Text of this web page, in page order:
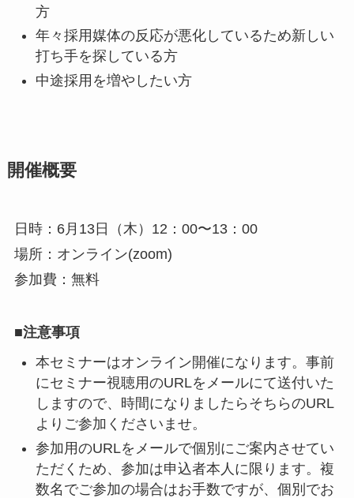
方
年々採用媒体の反応が悪化しているため新しい
打ち手を探している方
中途採用を増やしたい方
開催概要
日時：6月13日（木）12：00〜13：00
場所：オンライン(zoom)
参加費：無料
■注意事項
本セミナーはオンライン開催になります。事前
にセミナー視聴用のURLをメールにて送付いた
しますので、時間になりましたらそちらのURL
よりご参加くださいませ。
参加用のURLをメールで個別にご案内させてい
ただくため、参加は申込者本人に限ります。複
数名でご参加の場合はお手数ですが、個別でお